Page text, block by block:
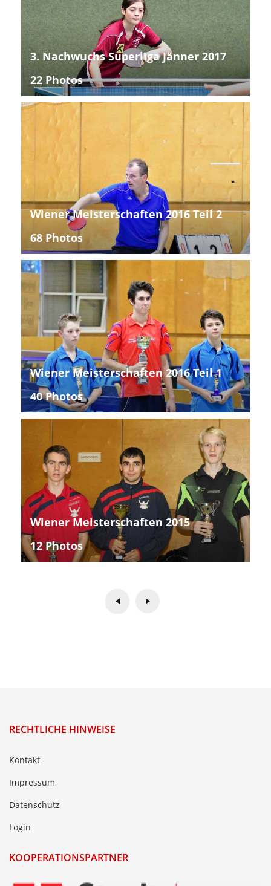
3. Nachwuchs Superliga Jänner 2017
22 Photos
Wiener Meisterschaften 2016 Teil 2
68 Photos
Wiener Meisterschaften 2016 Teil 1
40 Photos
Wiener Meisterschaften 2015
12 Photos
RECHTLICHE HINWEISE
Kontakt
Impressum
Datenschutz
Login
KOOPERATIONSPARTNER